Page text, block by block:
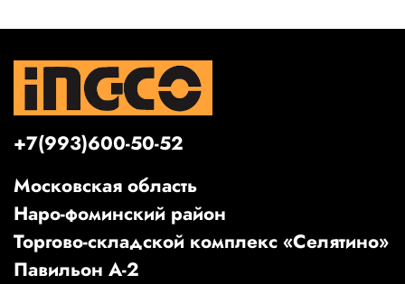
+7(993)600-50-52
Московская область
Наро-фоминский район
Торгово-складской комплекс «Селятино»
Павильон А-2